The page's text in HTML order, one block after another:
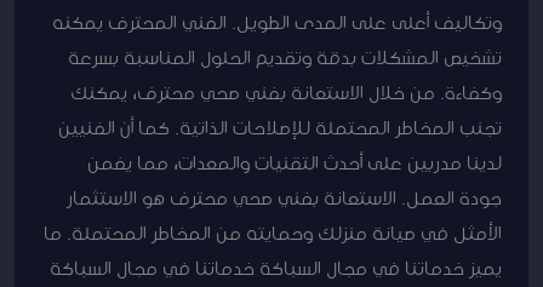
وتكاليف أعلى على المدى الطويل. الفني المحترف يمكنه
تشخيص المشكلات بدقة وتقديم الحلول المناسبة بسرعة
وكفاءة. من خلال الاستعانة بفني صحي محترف، يمكنك
تجنب المخاطر المحتملة للإصلاحات الذاتية. كما أن الفنيين
لدينا مدربين على أحدث التقنيات والمعدات، مما يضمن
جودة العمل. الاستعانة بفني صحي محترف هو الاستثمار
الأمثل في صيانة منزلك وحمايته من المخاطر المحتملة. ما
يميز خدماتنا في مجال السباكة خدماتنا في مجال السباكة